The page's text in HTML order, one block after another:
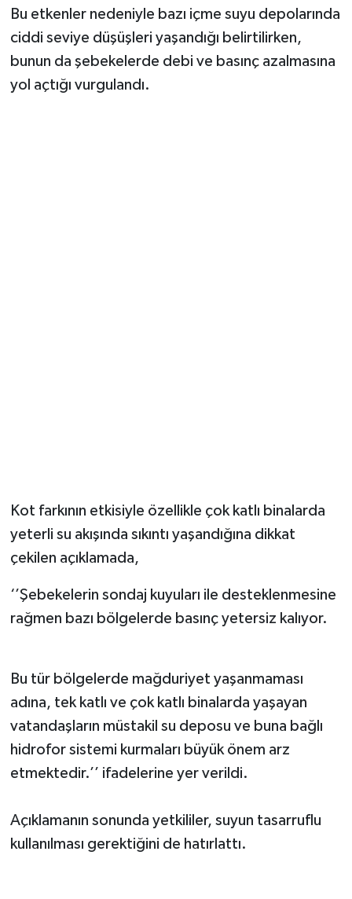
Bu etkenler nedeniyle bazı içme suyu depolarında
ciddi seviye düşüşleri yaşandığı belirtilirken,
bunun da şebekelerde debi ve basınç azalmasına
yol açtığı vurgulandı.
Kot farkının etkisiyle özellikle çok katlı binalarda
yeterli su akışında sıkıntı yaşandığına dikkat
çekilen açıklamada,
‘’Şebekelerin sondaj kuyuları ile desteklenmesine
rağmen bazı bölgelerde basınç yetersiz kalıyor.
Bu tür bölgelerde mağduriyet yaşanmaması
adına, tek katlı ve çok katlı binalarda yaşayan
vatandaşların müstakil su deposu ve buna bağlı
hidrofor sistemi kurmaları büyük önem arz
etmektedir.’’ ifadelerine yer verildi.
Açıklamanın sonunda yetkililer, suyun tasarruflu
kullanılması gerektiğini de hatırlattı.